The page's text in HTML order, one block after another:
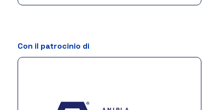
Con il patrocinio di